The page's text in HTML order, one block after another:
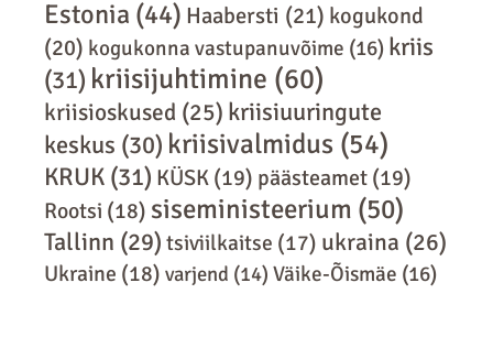
Estonia (44) Haabersti (21) kogukond
(20) kogukonna vastupanuvõime (16) kriis
(31) kriisijuhtimine (60)
kriisioskused (25) kriisiuuringute
keskus (30) kriisivalmidus (54)
KRUK (31) KÜSK (19) päästeamet (19)
Rootsi (18) siseministeerium (50)
Tallinn (29) tsiviilkaitse (17) ukraina (26)
Ukraine (18) varjend (14) Väike-Õismäe (16)